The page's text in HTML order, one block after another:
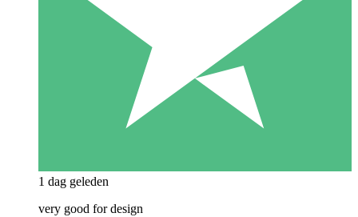
1 dag geleden
very good for design